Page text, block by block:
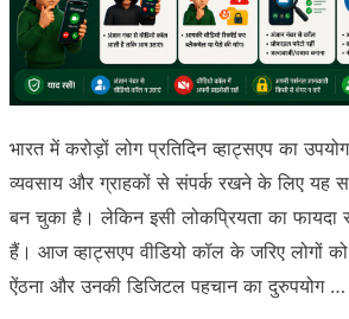
दिया?
जानिए
कानूनी
भारत में करोड़ों लोग प्रतिदिन व्हाट्सएप का
व्यवसाय और ग्राहकों से संपर्क रखने के लिए यह
बन चुका है। लेकिन इसी लोकप्रियता का फायदा
हैं। आज व्हाट्सएप वीडियो कॉल के जरिए लोगों
ऐंठना और उनकी डिजिटल पहचान का दुरुपयोग …